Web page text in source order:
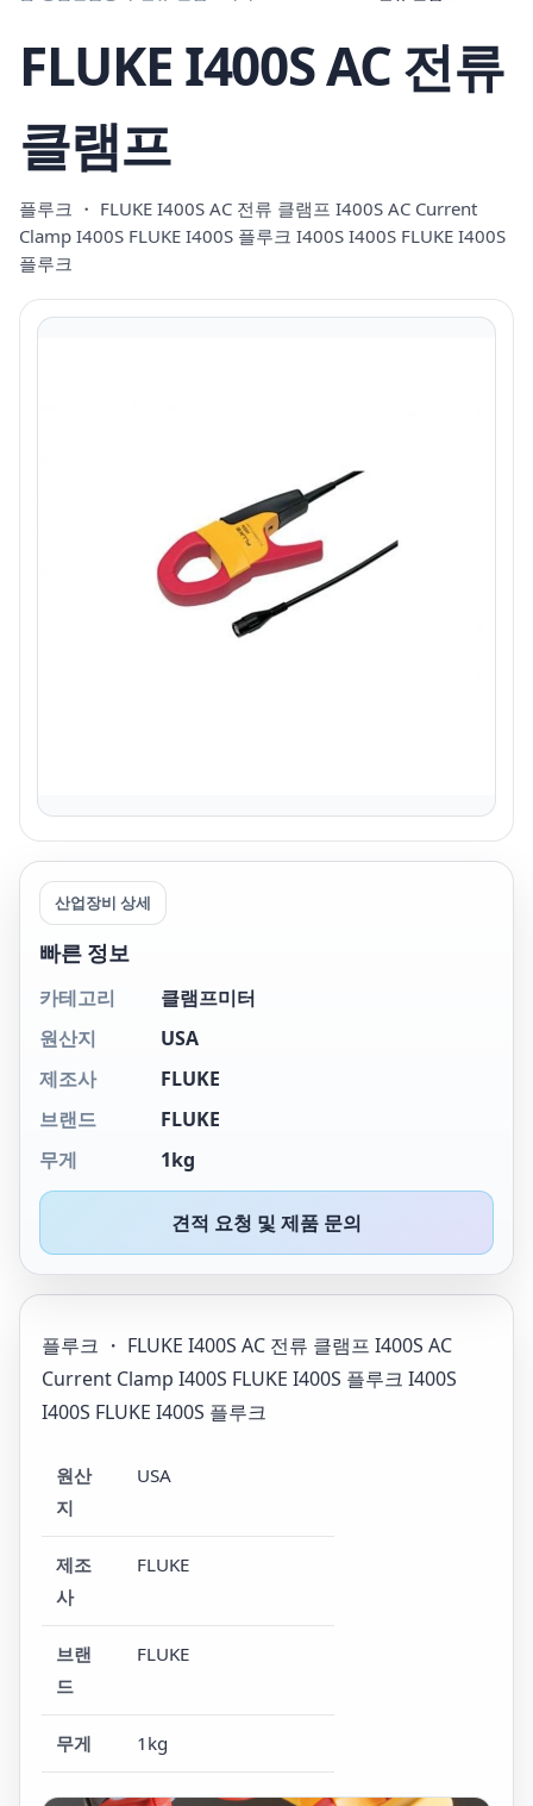
FLUKE I400S AC 전류
클램프
플루크 ・ FLUKE I400S AC 전류 클램프 I400S AC Current
Clamp I400S FLUKE I400S 플루크 I400S I400S FLUKE I400S
플루크
산업장비 상세
빠른 정보
카테고리
클램프미터
원산지
USA
제조사
FLUKE
브랜드
FLUKE
무게
1kg
견적 요청 및 제품 문의
플루크 ・ FLUKE I400S AC 전류 클램프 I400S AC
Current Clamp I400S FLUKE I400S 플루크 I400S
I400S FLUKE I400S 플루크
원산
지
USA
제조
사
FLUKE
브랜
드
FLUKE
무게 1kg